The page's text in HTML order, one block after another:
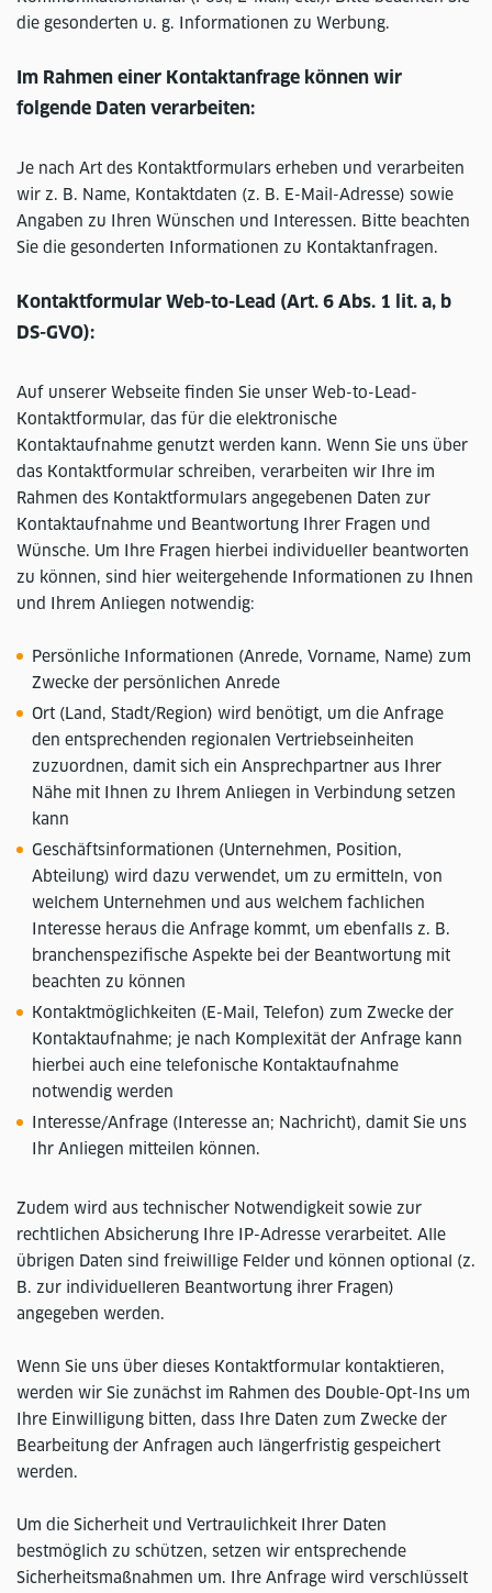
die gesonderten u. g. Informationen zu Werbung.
Im Rahmen einer Kontaktanfrage können wir
folgende Daten verarbeiten:
Je nach Art des Kontaktformulars erheben und verarbeiten
wir z. B. Name, Kontaktdaten (z. B. E-Mail-Adresse) sowie
Angaben zu Ihren Wünschen und Interessen. Bitte beachten
Sie die gesonderten Informationen zu Kontaktanfragen.
Kontaktformular Web-to-Lead (Art. 6 Abs. 1 lit. a, b
DS-GVO):
Auf unserer Webseite finden Sie unser Web-to-Lead-
Kontaktformular, das für die elektronische
Kontaktaufnahme genutzt werden kann. Wenn Sie uns über
das Kontaktformular schreiben, verarbeiten wir Ihre im
Rahmen des Kontaktformulars angegebenen Daten zur
Kontaktaufnahme und Beantwortung Ihrer Fragen und
Wünsche. Um Ihre Fragen hierbei individueller beantworten
zu können, sind hier weitergehende Informationen zu Ihnen
und Ihrem Anliegen notwendig:
Persönliche Informationen (Anrede, Vorname, Name) zum
Zwecke der persönlichen Anrede
Ort (Land, Stadt/Region) wird benötigt, um die Anfrage
den entsprechenden regionalen Vertriebseinheiten
zuzuordnen, damit sich ein Ansprechpartner aus Ihrer
Nähe mit Ihnen zu Ihrem Anliegen in Verbindung setzen
kann
Geschäftsinformationen (Unternehmen, Position,
Abteilung) wird dazu verwendet, um zu ermitteln, von
welchem Unternehmen und aus welchem fachlichen
Interesse heraus die Anfrage kommt, um ebenfalls z. B.
branchenspezifische Aspekte bei der Beantwortung mit
beachten zu können
Kontaktmöglichkeiten (E-Mail, Telefon) zum Zwecke der
Kontaktaufnahme; je nach Komplexität der Anfrage kann
hierbei auch eine telefonische Kontaktaufnahme
notwendig werden
Interesse/Anfrage (Interesse an; Nachricht), damit Sie uns
Ihr Anliegen mitteilen können.
Zudem wird aus technischer Notwendigkeit sowie zur
rechtlichen Absicherung Ihre IP-Adresse verarbeitet. Alle
übrigen Daten sind freiwillige Felder und können optional (z.
B. zur individuelleren Beantwortung ihrer Fragen)
angegeben werden.
Wenn Sie uns über dieses Kontaktformular kontaktieren,
werden wir Sie zunächst im Rahmen des Double-Opt-Ins um
Ihre Einwilligung bitten, dass Ihre Daten zum Zwecke der
Bearbeitung der Anfragen auch längerfristig gespeichert
werden.
Um die Sicherheit und Vertraulichkeit Ihrer Daten
bestmöglich zu schützen, setzen wir entsprechende
Sicherheitsmaßnahmen um. Ihre Anfrage wird verschlüsselt